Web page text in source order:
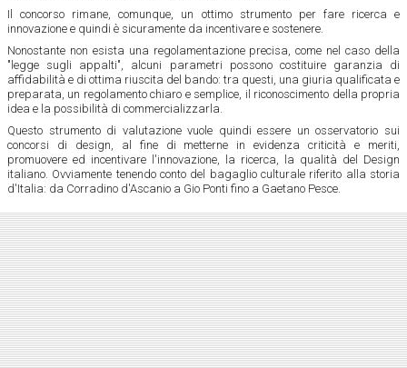
Il concorso rimane, comunque, un ottimo strumento per fare ricerca e
innovazione e quindi è sicuramente da incentivare e sostenere.
Nonostante non esista una regolamentazione precisa, come nel caso della
"legge sugli appalti", alcuni parametri possono costituire garanzia di
affidabilità e di ottima riuscita del bando: tra questi, una giuria qualificata e
preparata, un regolamento chiaro e semplice, il riconoscimento della propria
idea e la possibilità di commercializzarla.
Questo strumento di valutazione vuole quindi essere un osservatorio sui
concorsi di design, al fine di metterne in evidenza criticità e meriti,
promuovere ed incentivare l'innovazione, la ricerca, la qualità del Design
italiano. Ovviamente tenendo conto del bagaglio culturale riferito alla storia
d'Italia: da Corradino d'Ascanio a Gio Ponti fino a Gaetano Pesce.